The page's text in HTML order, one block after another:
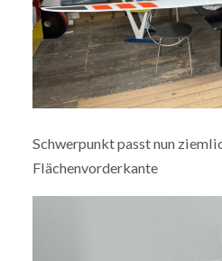
Schwerpunkt passt nun
Flächenvorderkante